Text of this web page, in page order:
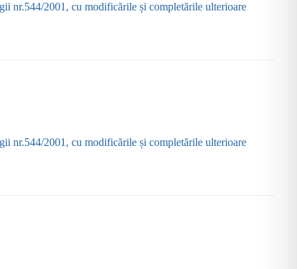
nr.544/2001, cu modificările și completările ulterioare
nr.544/2001, cu modificările și completările ulterioare